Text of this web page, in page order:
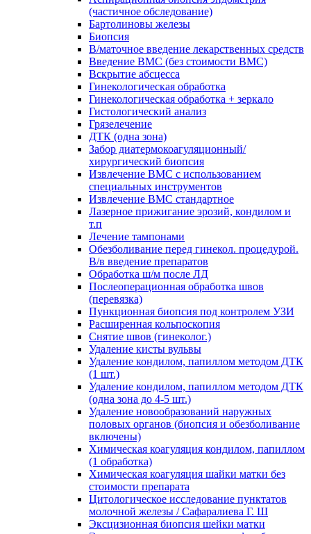
(частичное обследование)
Бартолиновы железы
Биопсия
В/маточное введение лекарственных средств
Введение ВМС (без стоимости ВМС)
Вскрытие абсцесса
Гинекологическая обработка
Гинекологическая обработка + зеркало
Гистологический анализ
Грязелечение
ДТК (одна зона)
Забор диатермокоагуляционный/
хирургический биопсия
Извлечение ВМС с использованием
специальных инструментов
Извлечение ВМС стандартное
Лазерное прижигание эрозий, кондилом и
т.п
Лечение тампонами
Обезболивание перед гинекол. процедурой.
В/в введение препаратов
Обработка ш/м после ЛД
Послеоперационная обработка швов
(перевязка)
Пункционная биопсия под контролем УЗИ
Расширенная кольпоскопия
Снятие швов (гинеколог.)
Удаление кисты вульвы
Удаление кондилом, папиллом методом ДТК
(1 шт.)
Удаление кондилом, папиллом методом ДТК
(одна зона до 4-5 шт.)
Удаление новообразований наружных
половых органов (биопсия и обезболивание
включены)
Химическая коагуляция кондилом, папиллом
(1 обработка)
Химическая коагуляция шайки матки без
стоимости препарата
Цитологическое исследование пунктатов
молочной железы / Сафаралиева Г. Ш
Эксцизионная биопсия шейки матки